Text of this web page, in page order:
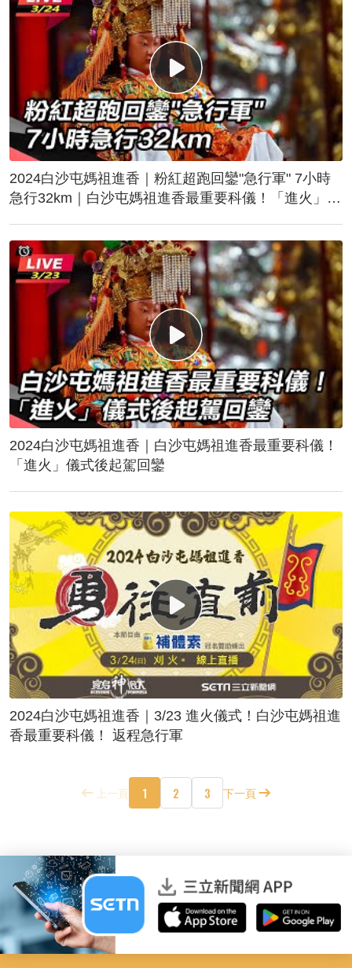
2024白沙屯媽祖進香｜粉紅超跑回鑾"急行軍" 7小時
急行32km｜白沙屯媽祖進香最重要科儀！「進火」儀
2024白沙屯媽祖進香｜白沙屯媽祖進香最重要科儀！
「進火」儀式後起駕回鑾
2024白沙屯媽祖進香｜3/23 進火儀式！白沙屯媽祖進
香最重要科儀！ 返程急行軍
上一頁 1 2 3 下一頁